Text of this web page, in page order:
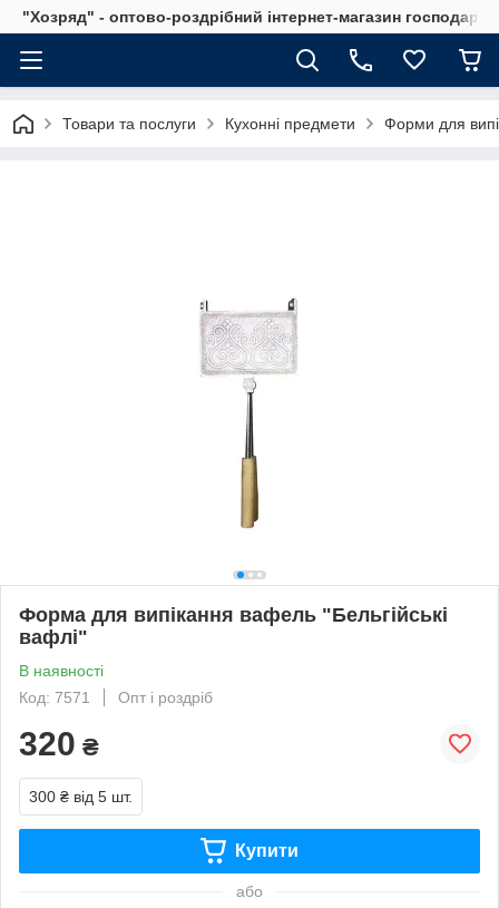
"Хозряд" - оптово-роздрібний інтернет-магазин
Товари та послуги Кухонні предмети Форми для
Форма для випікання вафель "Бельгійські
вафлі"
В наявності
Код: 7571
Опт і роздріб
320 ₴
300 ₴ від 5 шт.
Купити
або